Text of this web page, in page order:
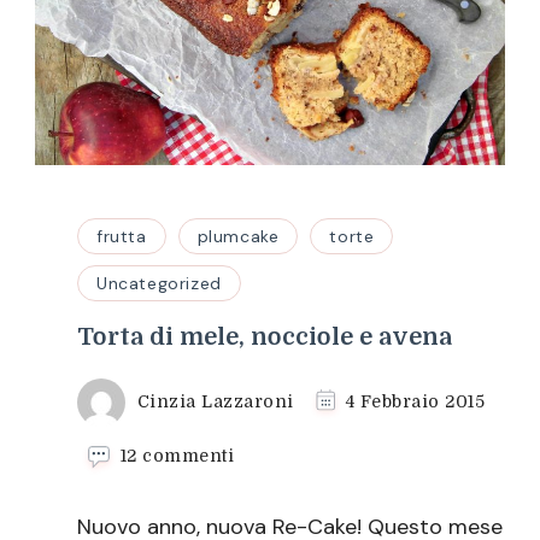
frutta plumcake torte
Uncategorized
Torta di mele, nocciole e avena
Cinzia Lazzaroni 4 Febbraio 2015
12 commenti
mele,
Nuovo anno, nuova Re-Cake! Questo mese